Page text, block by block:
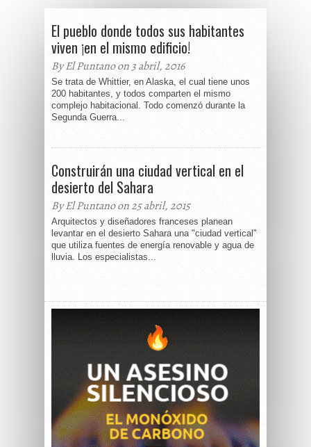
El pueblo donde todos sus habitantes
viven ¡en el mismo edificio!
By El Puntano on 3 abril, 2016
Se trata de Whittier, en Alaska, el cual tiene unos
200 habitantes, y todos comparten el mismo
complejo habitacional. Todo comenzó durante la
Segunda Guerra...
Construirán una ciudad vertical en el
desierto del Sahara
By El Puntano on 25 abril, 2015
Arquitectos y diseñadores franceses planean
levantar en el desierto Sahara una "ciudad vertical"
que utiliza fuentes de energía renovable y agua de
lluvia. Los especialistas...